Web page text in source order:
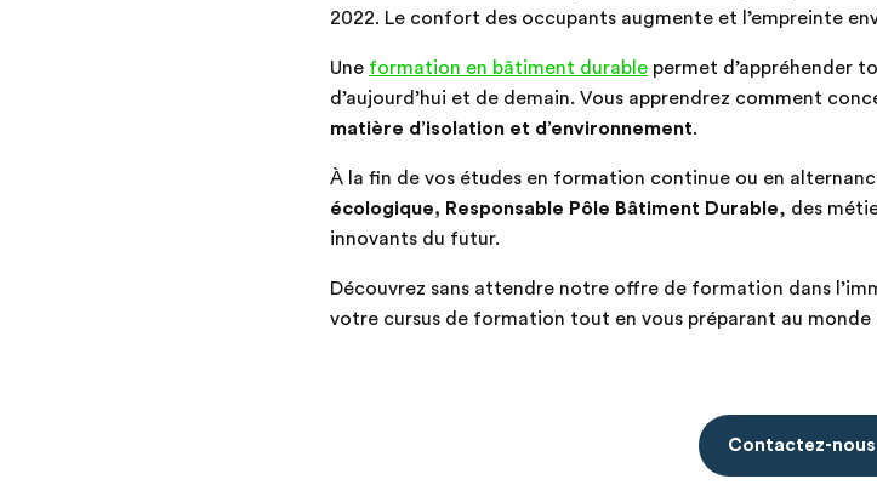
2022. Le confort des occupants augmente et l’empreinte
Une formation en bâtiment durable permet d’appréhender
d’aujourd’hui et de demain. Vous apprendrez comment
matière d’isolation et d’environnement.
À la fin de vos études en formation continue ou en
écologique, Responsable Pôle Bâtiment Durable, des
innovants du futur.
Découvrez sans attendre notre offre de formation dans
votre cursus de formation tout en vous préparant au monde
Contactez-nous